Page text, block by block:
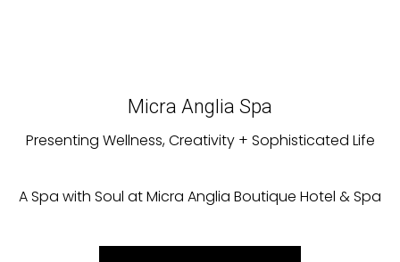
Micra Anglia Spa
Presenting Wellness, Creativity + Sophisticated Life
A Spa with Soul at Micra Anglia Boutique Hotel & Spa